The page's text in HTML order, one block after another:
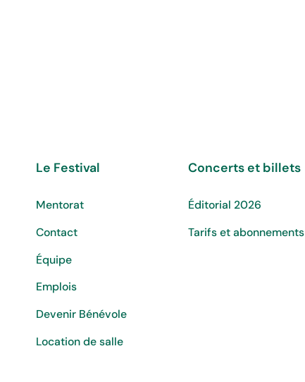
Le Festival
Mentorat
Contact
Équipe
Emplois
Devenir Bénévole
Location de salle
Concerts et billets
Éditorial 2026
Tarifs et abonnements